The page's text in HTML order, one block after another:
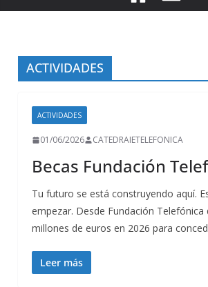
ACTIVIDADES
ACTIVIDADES
01/06/2026 CATEDRAIETELEFONICA
Becas Fundación
Tu futuro se está construyendo aquí.
empezar. Desde Fundación
millones de euros en 2026 para
Leer más